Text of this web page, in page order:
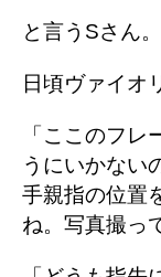
と言うSさん。
日頃ヴァイオ
「ここのフ
うにいかない
手親指の位置
ね。写真撮っ